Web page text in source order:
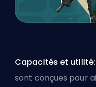
Capacités et utilité:
sont conçues pour